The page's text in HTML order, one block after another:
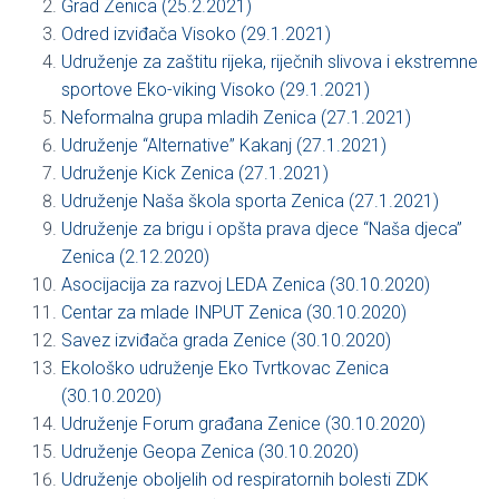
Grad Zenica (25.2.2021)
Odred izviđača Visoko (29.1.2021)
Udruženje za zaštitu rijeka, riječnih slivova i ekstremne
sportove Eko-viking Visoko (29.1.2021)
Neformalna grupa mladih Zenica (27.1.2021)
Udruženje “Alternative” Kakanj (27.1.2021)
Udruženje Kick Zenica (27.1.2021)
Udruženje Naša škola sporta Zenica (27.1.2021)
Udruženje za brigu i opšta prava djece “Naša djeca”
Zenica (2.12.2020)
Asocijacija za razvoj LEDA Zenica (30.10.2020)
Centar za mlade INPUT Zenica (30.10.2020)
Savez izviđača grada Zenice (30.10.2020)
Ekološko udruženje Eko Tvrtkovac Zenica
(30.10.2020)
Udruženje Forum građana Zenice (30.10.2020)
Udruženje Geopa Zenica (30.10.2020)
Udruženje oboljelih od respiratornih bolesti ZDK